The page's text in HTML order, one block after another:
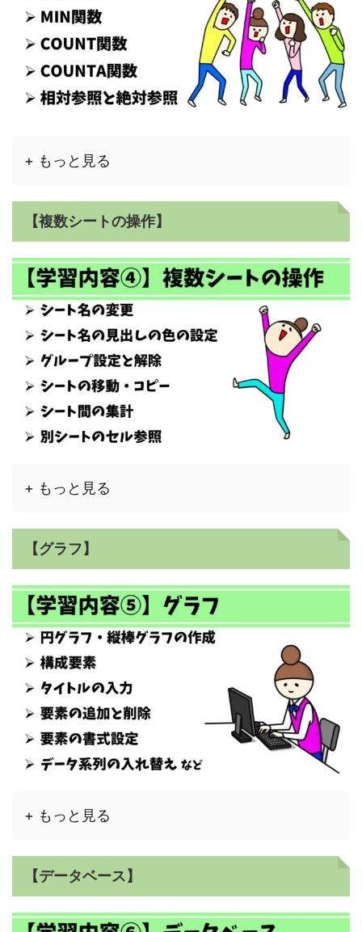
+ もっと見る
【複数シートの操作】
+ もっと見る
【グラフ】
+ もっと見る
【データベース】